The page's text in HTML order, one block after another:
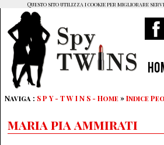
Naviga : S P Y - T W I N S - Home »Indice
maria pia ammirati
Questo sito utilizza i cookie per migliorare